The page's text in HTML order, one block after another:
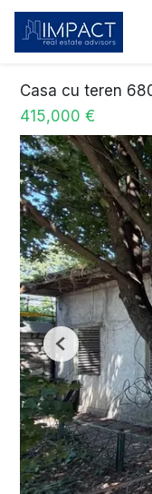
Casa cu teren
415,000 €
Previous